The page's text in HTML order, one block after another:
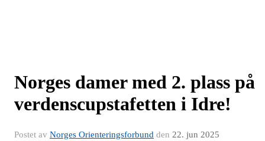
Norges damer med 2. plass på
verdenscupstafetten i Idre!
Postet av Norges Orienteringsforbund den 22. jun 2025